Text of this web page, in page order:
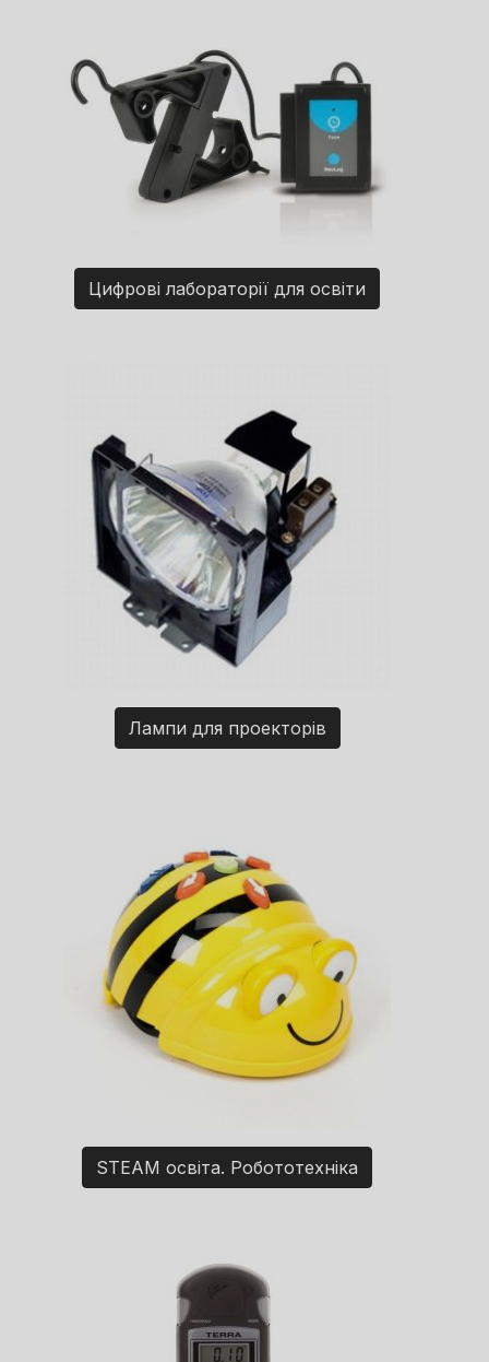
Цифрові лабораторії для освіти
Лампи для проекторів
STEAM освіта. Робототехніка